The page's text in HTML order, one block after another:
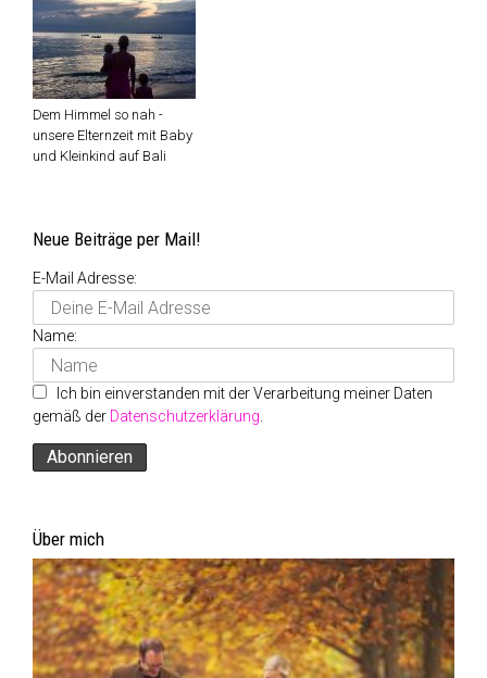
Dem Himmel so nah -
unsere Elternzeit mit Baby
und Kleinkind auf Bali
Neue Beiträge per Mail!
E-Mail Adresse:
Name:
Ich bin einverstanden mit der Verarbeitung meiner Daten
gemäß der Datenschutzerklärung.
Über mich